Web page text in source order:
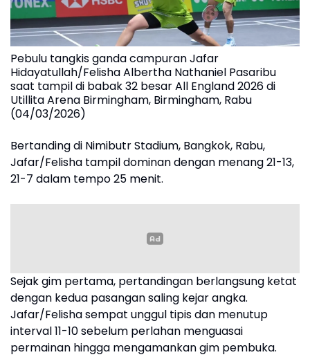
Pebulu tangkis ganda campuran Jafar
Hidayatullah/Felisha Albertha Nathaniel Pasaribu
saat tampil di babak 32 besar All England 2026 di
Utillita Arena Birmingham, Birmingham, Rabu
(04/03/2026)
Bertanding di Nimibutr Stadium, Bangkok, Rabu,
Jafar/Felisha tampil dominan dengan menang 21-13,
21-7 dalam tempo 25 menit.
Sejak gim pertama, pertandingan berlangsung ketat
dengan kedua pasangan saling kejar angka.
Jafar/Felisha sempat unggul tipis dan menutup
interval 11-10 sebelum perlahan menguasai
permainan hingga mengamankan gim pembuka.